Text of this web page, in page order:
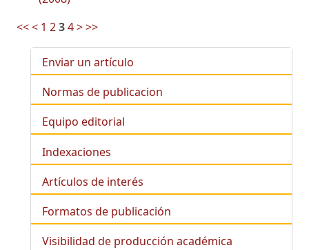
<<< 1 234>>>
Enviar un artículo
Normas de publicacion
Equipo editorial
Indexaciones
Artículos de interés
Formatos de publicación
Visibilidad de producción académica